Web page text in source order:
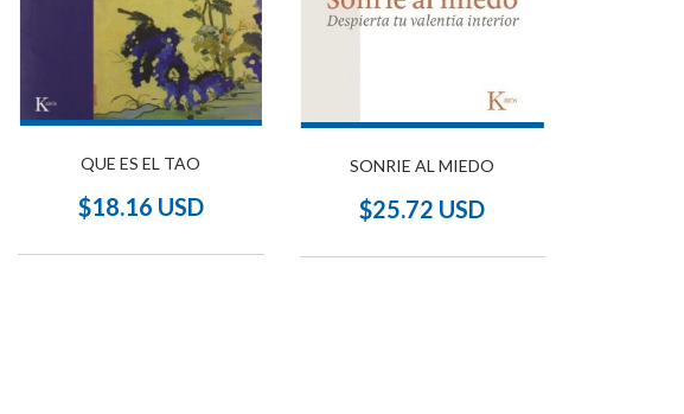
QUE ES EL TAO
$18.16 USD
SONRIE AL MIEDO
$25.72 USD